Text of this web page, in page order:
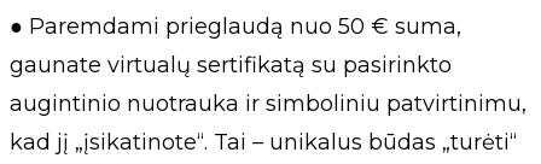
● Paremdami prieglaudą nuo 50 € suma,
gaunate virtualų sertifikatą su pasirinkto
augintinio nuotrauka ir simboliniu patvirtinimu,
kad jį „įsikatinote“. Tai – unikalus būdas „turėti“